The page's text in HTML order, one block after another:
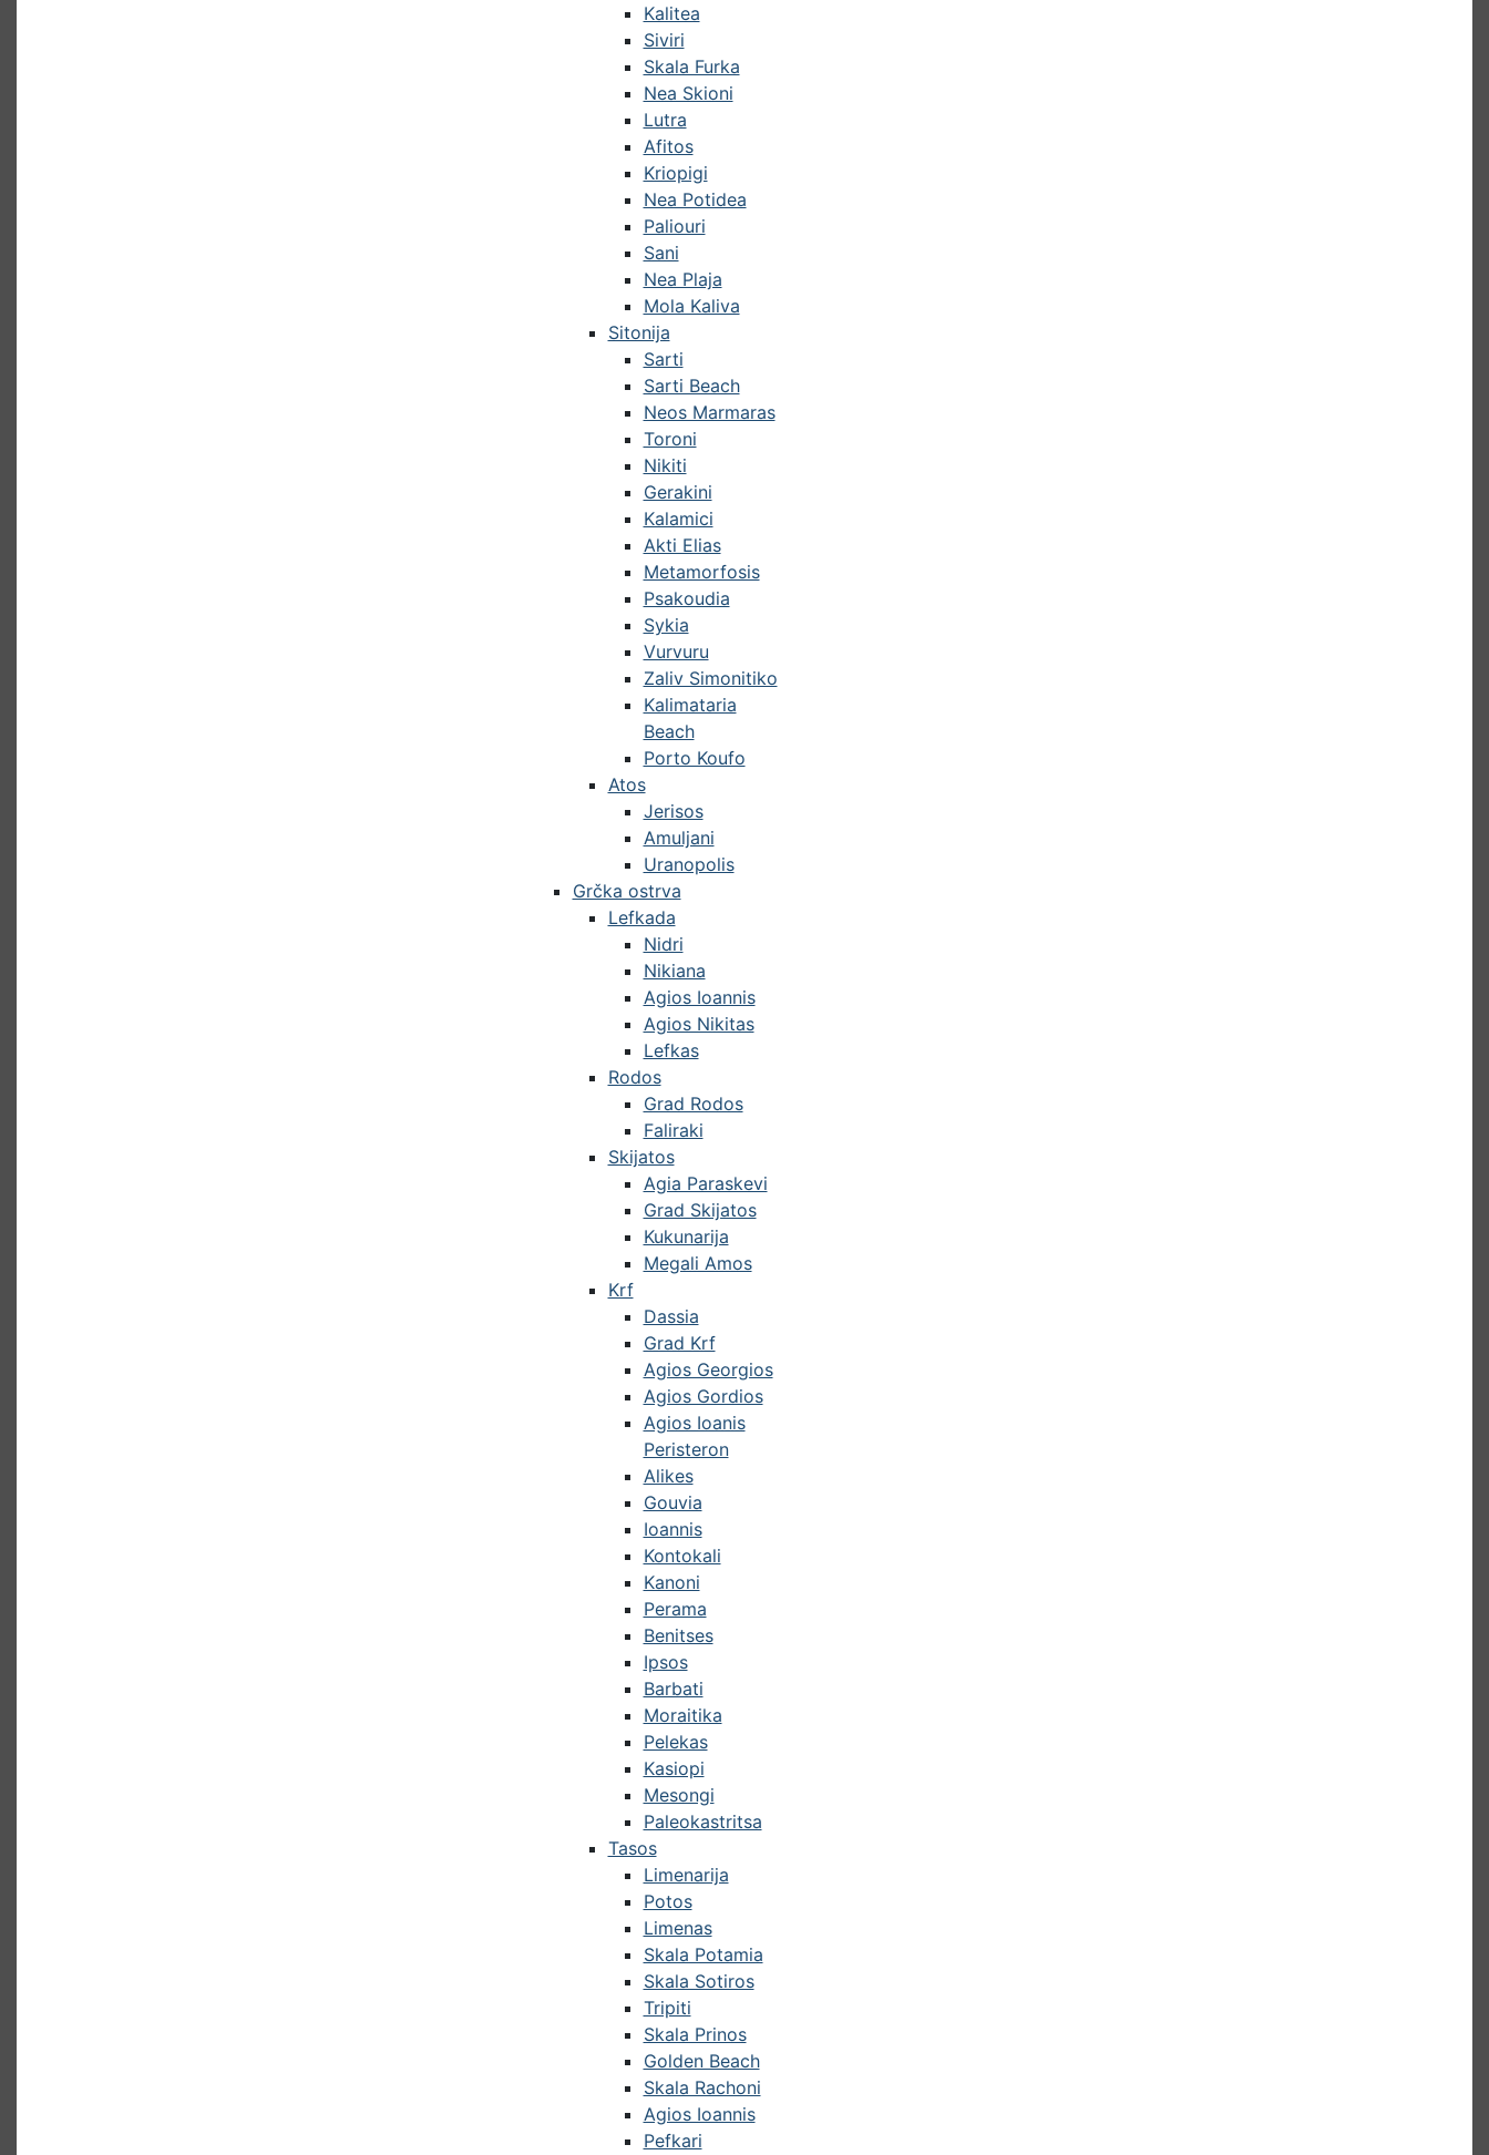
Kalitea
Siviri
Skala Furka
Nea Skioni
Lutra
Afitos
Kriopigi
Nea Potidea
Paliouri
Sani
Nea Plaja
Mola Kaliva
Sitonija
Sarti
Sarti Beach
Neos Marmaras
Toroni
Nikiti
Gerakini
Kalamici
Akti Elias
Metamorfosis
Psakoudia
Sykia
Vurvuru
Zaliv Simonitiko
Kalimataria
Beach
Porto Koufo
Atos
Jerisos
Amuljani
Uranopolis
Grčka ostrva
Lefkada
Nidri
Nikiana
Agios Ioannis
Agios Nikitas
Lefkas
Rodos
Grad Rodos
Faliraki
Skijatos
Agia Paraskevi
Grad Skijatos
Kukunarija
Megali Amos
Krf
Dassia
Grad Krf
Agios Georgios
Agios Gordios
Agios Ioanis
Peristeron
Alikes
Gouvia
Ioannis
Kontokali
Kanoni
Perama
Benitses
Ipsos
Barbati
Moraitika
Pelekas
Kasiopi
Mesongi
Paleokastritsa
Tasos
Limenarija
Potos
Limenas
Skala Potamia
Skala Sotiros
Tripiti
Skala Prinos
Golden Beach
Skala Rachoni
Agios Ioannis
Pefkari